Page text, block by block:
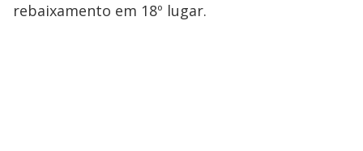
rebaixamento em 18º lugar.